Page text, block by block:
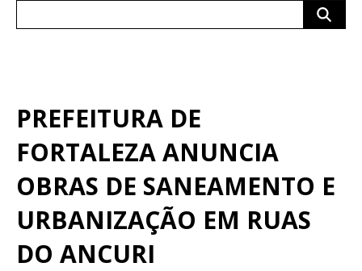
PREFEITURA DE
FORTALEZA ANUNCIA
OBRAS DE SANEAMENTO E
URBANIZAÇÃO EM RUAS
DO ANCURI